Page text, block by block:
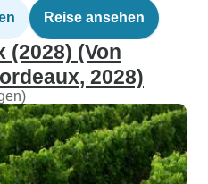
Reise ansehen
(Von
2028)